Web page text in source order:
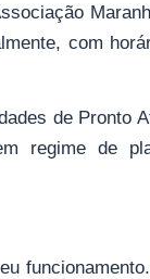
com
de Pronto
regime de